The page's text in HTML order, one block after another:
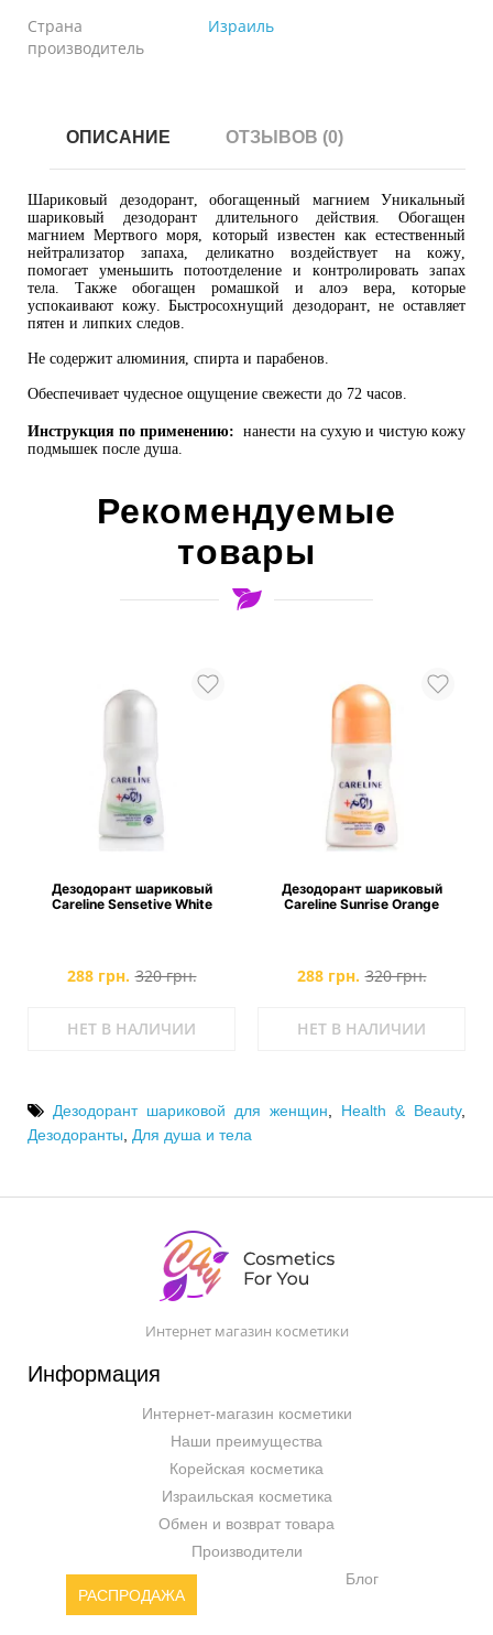
Страна
производитель
Израиль
ОПИСАНИЕ ОТЗЫВОВ (0)
Шариковый дезодорант, обогащенный магнием Уникальный
шариковый дезодорант длительного действия. Обогащен
магнием Мертвого моря, который известен как естественный
нейтрализатор запаха, деликатно воздействует на кожу,
помогает уменьшить потоотделение и контролировать запах
тела. Также обогащен ромашкой и алоэ вера, которые
успокаивают кожу. Быстросохнущий дезодорант, не оставляет
пятен и липких следов.
Не содержит алюминия, спирта и парабенов.
Обеспечивает чудесное ощущение свежести до 72 часов.
Инструкция по применению: нанести на сухую и чистую кожу
подмышек после душа.
Рекомендуемые
товары
Дезодорант шариковый
Careline Sensetive White
288 грн. 320 грн.
НЕТ В НАЛИЧИИ
Дезодорант шариковый
Careline Sunrise Orange
288 грн. 320 грн.
НЕТ В НАЛИЧИИ
Дезодорант шариковой для женщин, Health & Beauty,
Дезодоранты, Для душа и тела
Интернет магазин косметики
Информация
Интернет-магазин косметики
Наши преимущества
Корейская косметика
Израильская косметика
Обмен и возврат товара
Производители
РАСПРОДАЖА
Блог